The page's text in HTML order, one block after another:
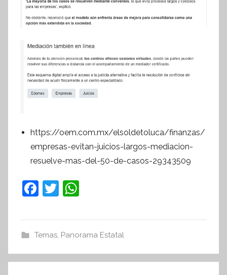
https://oem.com.mx/elsoldetoluca/finanzas/
empresas-evitan-juicios-largos-mediacion-
resuelve-mas-del-50-de-casos-29343509
F
e
b
T
er s
A
Temas, Panorama Estatal